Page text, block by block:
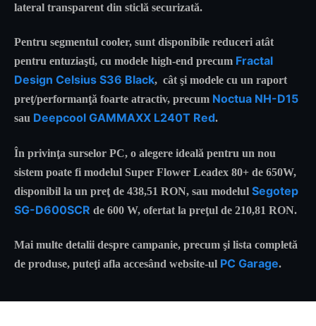
lateral transparent din sticlă securizată.
Pentru segmentul cooler, sunt disponibile reduceri atât
pentru entuziaşti, cu modele high-end precum Fractal
Design Celsius S36 Black, cât şi modele cu un raport
preţ/performanţă foarte atractiv, precum Noctua NH-D15
sau Deepcool GAMMAXX L240T Red.
În privinţa surselor PC, o alegere ideală pentru un nou
sistem poate fi modelul Super Flower Leadex 80+ de 650W,
disponibil la un preţ de 438,51 RON, sau modelul Segotep
SG-D600SCR de 600 W, ofertat la preţul de 210,81 RON.
Mai multe detalii despre campanie, precum şi lista completă
de produse, puteţi afla accesând website-ul PC Garage.